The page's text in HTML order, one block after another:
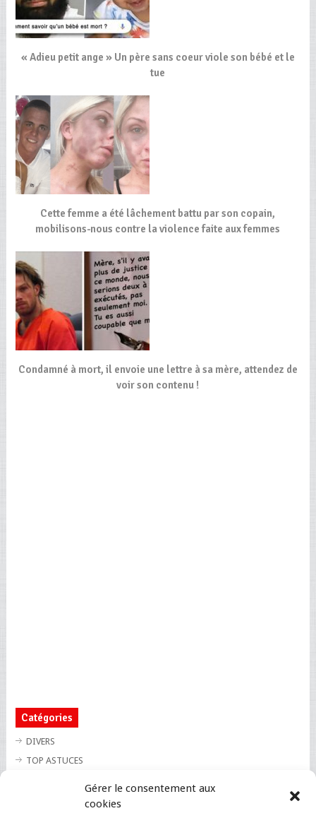
Gérer le consentement aux
cookies
« Adieu petit ange » Un père sans coeur viole son bébé et le
tue
Cette femme a été lâchement battu par son copain,
mobilisons-nous contre la violence faite aux femmes
Condamné à mort, il envoie une lettre à sa mère, attendez de
voir son contenu !
Catégories
DIVERS
TOP ASTUCES